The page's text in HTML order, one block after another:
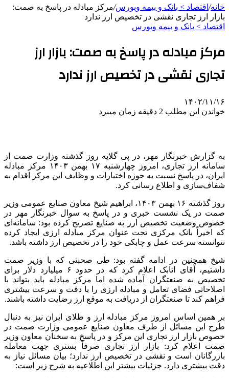
خانه/ اقتصاد > بانک و بیمه وبورس/مرکز مبادله در پاسخ به صمت:
بازار ارز تجاری نقشی در تخصیص ارز ندارد
اقتصاد > بانک و بیمه وبورس
مرکز مبادله در پاسخ به صمت: بازار ارز
تجاری نقشی در تخصیص ارز ندارد
۱۴۰۲/۱۱/۱۶
خواندن این مطلب 2 دقیقه زمان میبرد
به گزارش خبرنگار مهر، در پی گلایه روز گذشته وزارت صمت از
سامانه ارز تجاری، امروز چهارشنبه ۱۷ بهمن ۱۴۰۳ مرکز مبادله
ایران، در پاسخ نسبت به حوزه اختیارات و وظایف این مرکز اقدام به
شفاف‌سازی و اطلاع رسانی کرد.
روز گذشته ۱۶ بهمن ۱۴۰۳، ابراهیم شیخ معاون صنایع عمومی وزیر
صمت در یک نشست خبری و در پاسخ به سوال خبرنگار مهر در
خصوص وضعیت تخصیص ارز به صنایع تصریح کرده بود: سامانه‌ای
که اخیراً بانک مرکزی تحت عنوان مرکز مبادله ارزی ایجاد کرده
نتوانسته سرعت عمل و چابکی خود را در تخصیص ارز داشته باشد.
شیخ همچنین در ادامه گفته بود: طی صحبتی که با وزیر صمت
داشتیم، آقای اتابک اعلام کرد که در حدود ۶ میلیارد دلار برای
تخصیص به صنعتگران آماده شده اما مرکز مبادله باید بتواند با
اصلاحاتی فضای تعامل و مبادله ارزی را با دقت و سرعت بیشتری
فراهم کند تا صنعتگران از دریافت به موقع ارز رضایت داشته باشند.
بر همین اساس امروز مرکز مبادله ارز و طلای ایران نیز به دنبال
طرح این مسائل از طرف معاون صنایع عمومی وزارت صمت در
خصوص بازار ارز تجاری این مرکز و در پاسخ به سخنان معاون وزیر
صمت اعلام کرد: بازار ارز تجاری صرفاً بستری جهت معامله
بازرگانان است و نقشی در تخصیص ارز ندارد؛ بیان مسائل نیاز به
دقت بیشتری دارد. جزئیات بیشتر این اطلاعیه به شرح زیر است: